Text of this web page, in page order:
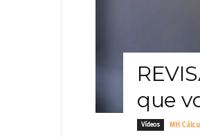
que
Vídeos MH